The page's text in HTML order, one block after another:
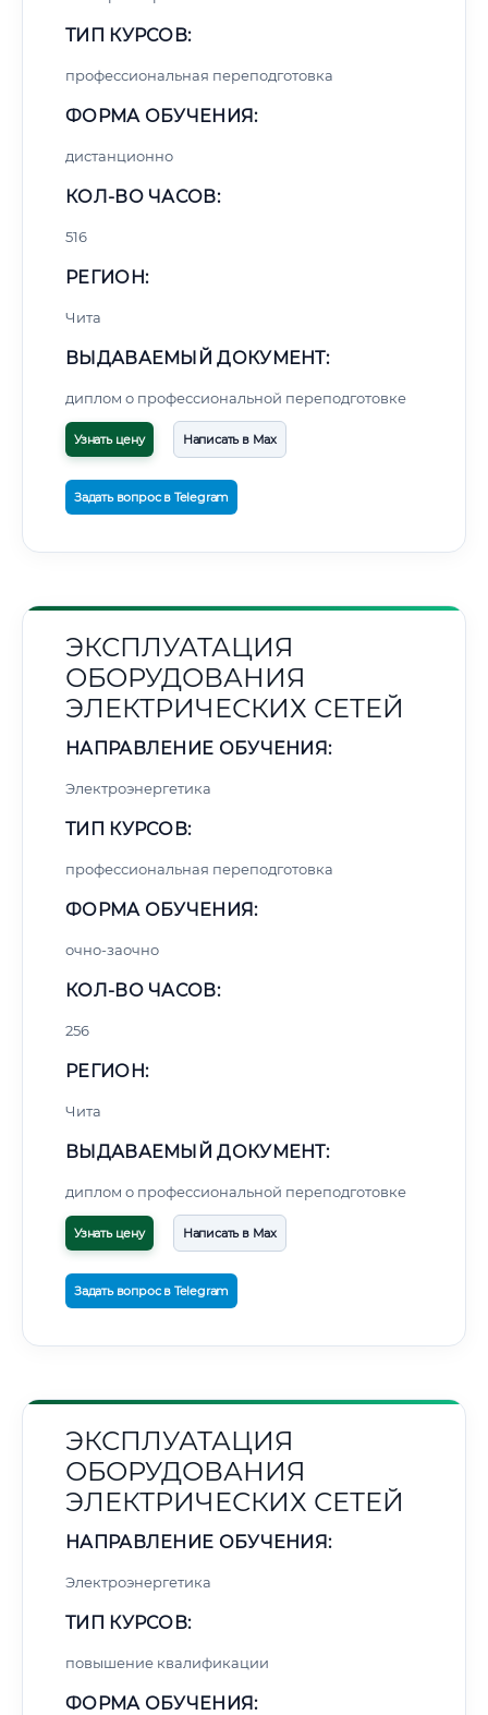
ТИП КУРСОВ:
профессиональная переподготовка
ФОРМА ОБУЧЕНИЯ:
дистанционно
КОЛ-ВО ЧАСОВ:
516
РЕГИОН:
Чита
ВЫДАВАЕМЫЙ ДОКУМЕНТ:
диплом о профессиональной переподготовке
Узнать цену Написать в Max
Задать вопрос в Telegram
ЭКСПЛУАТАЦИЯ
ОБОРУДОВАНИЯ
ЭЛЕКТРИЧЕСКИХ СЕТЕЙ
НАПРАВЛЕНИЕ ОБУЧЕНИЯ:
Электроэнергетика
ТИП КУРСОВ:
профессиональная переподготовка
ФОРМА ОБУЧЕНИЯ:
очно-заочно
КОЛ-ВО ЧАСОВ:
256
РЕГИОН:
Чита
ВЫДАВАЕМЫЙ ДОКУМЕНТ:
диплом о профессиональной переподготовке
Узнать цену Написать в Max
Задать вопрос в Telegram
ЭКСПЛУАТАЦИЯ
ОБОРУДОВАНИЯ
ЭЛЕКТРИЧЕСКИХ СЕТЕЙ
НАПРАВЛЕНИЕ ОБУЧЕНИЯ:
Электроэнергетика
ТИП КУРСОВ:
повышение квалификации
ФОРМА ОБУЧЕНИЯ: